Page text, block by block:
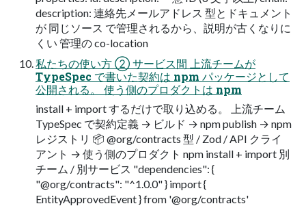
description: 連絡先メールアドレス 型とドキュメント
が 同じソース で管理されるから、説明が古くなりに
くい 管理の co-location
私たちの使い方 ② サービス間 上流チームが
TypeSpec で書いた契約は npm パッケージとして
公開される。 使う側のプロダクトは npm
install + import するだけで取り込める。 上流チーム
TypeSpec で契約定義 → ビルド → npm publish → npm
レジストリ 📦 @org/contracts 型 / Zod / API クライ
アント → 使う側のプロダクト npm install + import 別
チーム / 別サービス "dependencies": {
"@org/contracts": "^1.0.0" } import {
EntityApprovedEvent } from '@org/contracts'